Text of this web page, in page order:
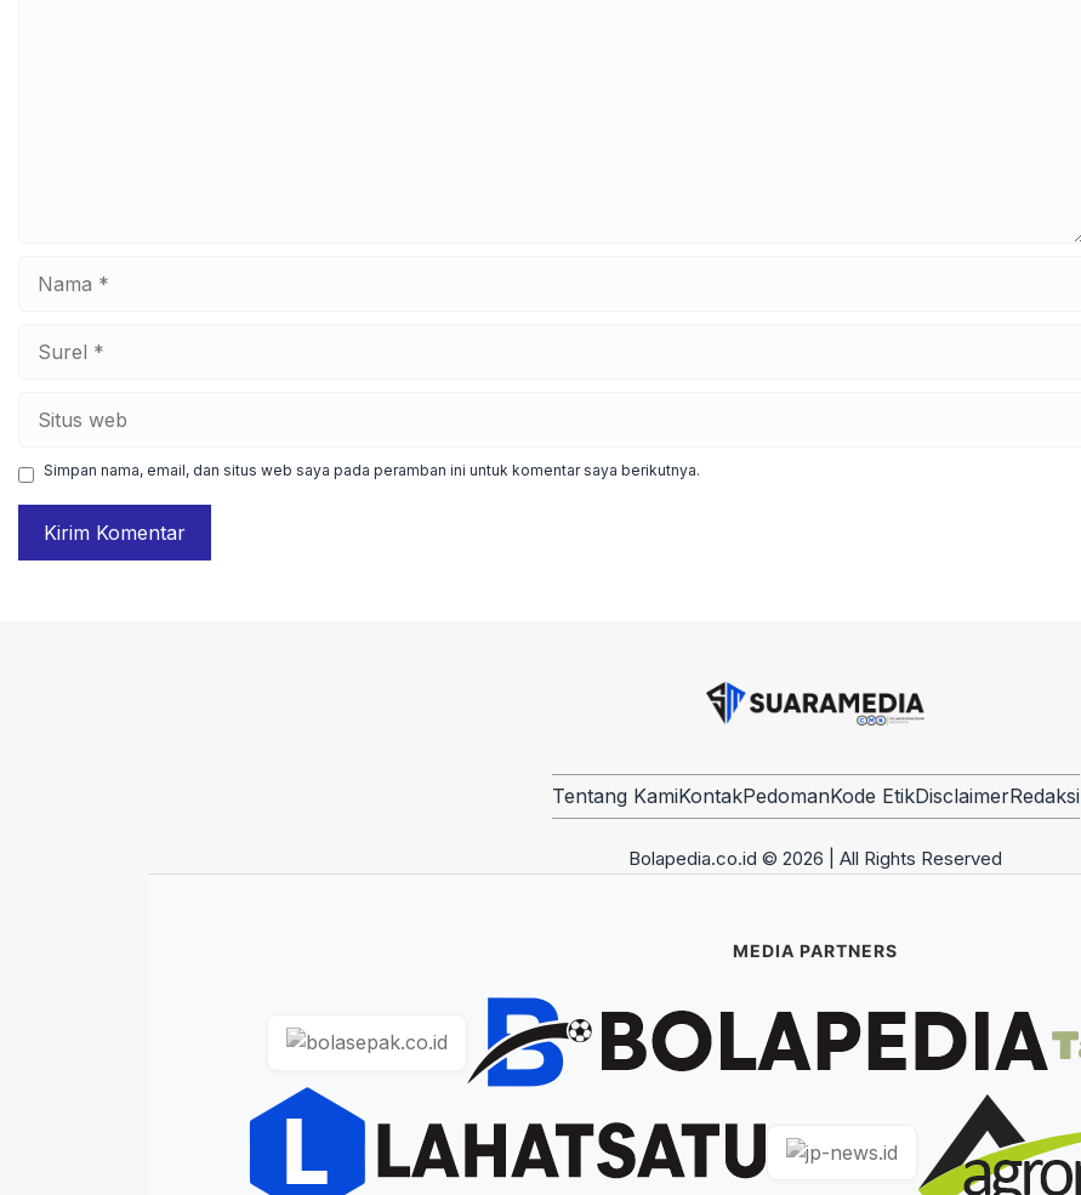
Simpan nama, email, dan situs web saya pada peramban ini untuk komentar saya berikutnya.
Tentang KamiKontakPedomanKode EtikDisclaimerRedaksi
Bolapedia.co.id © 2026 | All Rights Reserved
MEDIA PARTNERS